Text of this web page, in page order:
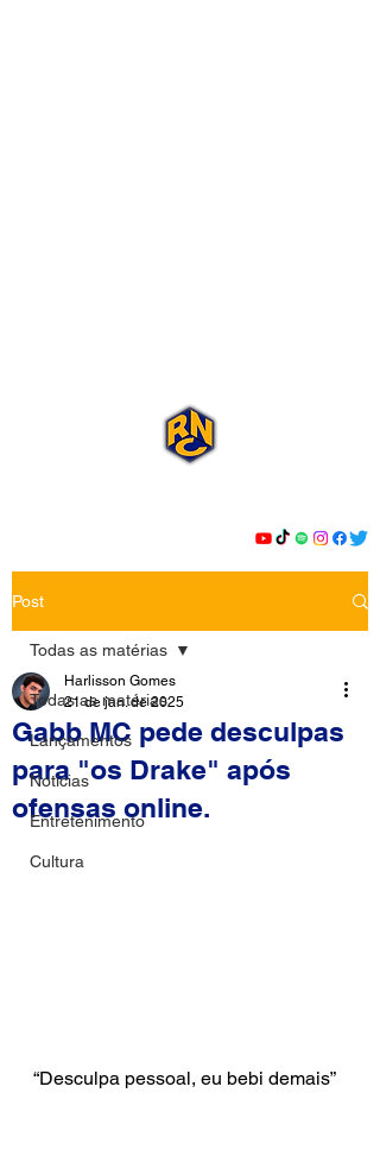
Post
Todas as matérias
Lançamentos
Notícias
Entretenimento
Cultura
Todas as matérias
Gabb MC pede desculpas
para "os Drake" após
ofensas online.
Harlisson Gomes
21 de jan. de 2025
“Desculpa pessoal, eu bebi demais”